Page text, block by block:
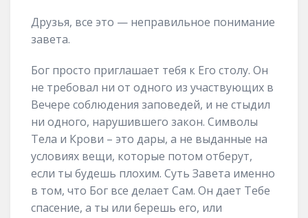
Друзья, все это — неправильное понимание
завета.
Бог просто приглашает тебя к Его столу. Он
не требовал ни от одного из участвующих в
Вечере соблюдения заповедей, и не стыдил
ни одного, нарушившего закон. Символы
Тела и Крови – это дары, а не выданные на
условиях вещи, которые потом отберут,
если ты будешь плохим. Суть Завета именно
в том, что Бог все делает Сам. Он дает Тебе
спасение, а ты или берешь его, или